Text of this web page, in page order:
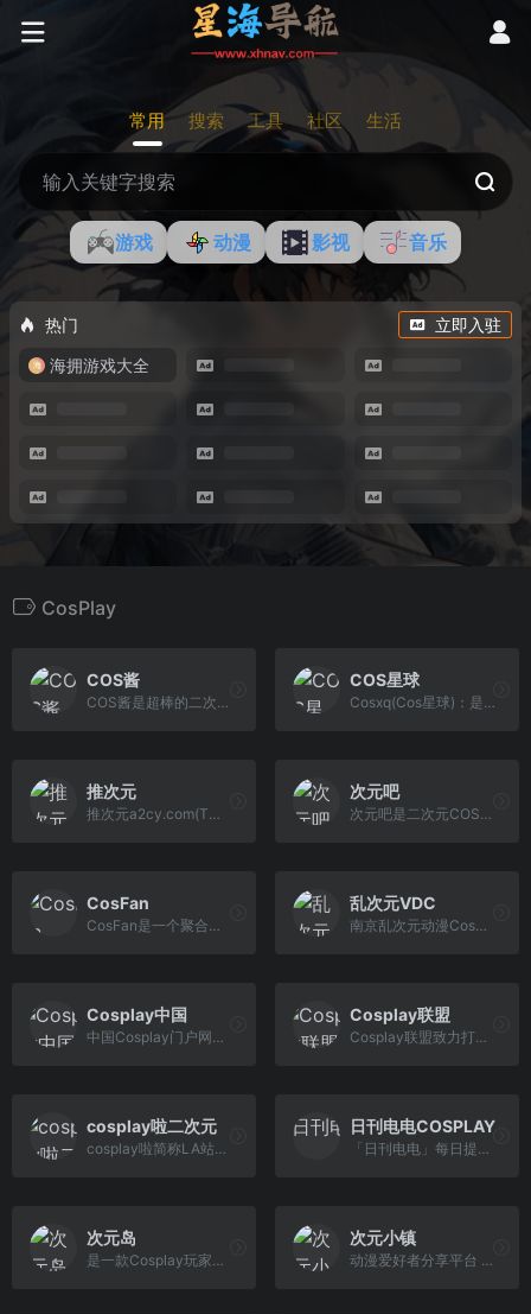
常用 搜索 工具 社区 生活
游戏 动漫 影视 音乐
热门
立即入驻
海拥游戏大全
CosPlay
COS酱
COS酱是超棒的二次元少女写真摄影网站，为ACG同好提供在线COSPLAY写真本子和视频。
COS星球
Cosxq(Cos星球)：是一个ACG二次元文化星球，星球汇聚了众多Coser的精美CosPlay作品..
推次元
推次元a2cy.com(T站)是以COS分享为主的二次元网站:汇聚有COS正片,Coser写真,Coser采访,COS视频,动漫资讯等的二次元动漫平台网站。
次元吧
次元吧是二次元COS分享为主的动漫分享平台
CosFan
CosFan是一个聚合了各种Cosplay的网站，包括角色、Coser、Cosplay、写真等。
乱次元VDC
南京乱次元动漫Cos社团 南京乱次元（合肥）动漫Cos社团 南京乱次元（镇江）动漫Cos社团 打造一流的Cosplay团队 南京漫展合作社团 专业Cosplay演出 南京二次元社团 南京COS社团 南京Cosplay社团 南京动漫社 动漫 虚拟歌姬 Vsinger 摄影 妆娘 漫展 角色扮演 Cosplay 汉服 声优 CV COS Coser Nanjing Various-Dimension Comic&amp;Cos Community
Cosplay中国
中国Cosplay门户网站,Cosplay中国是国内首家专注于Cosplay资讯新闻的专业门户网站，主要内容为Cosplay行业相关资讯，赛事活动，Cosplay教程，以及Cosplay图片等，旗下Cosplay中国动漫服装商城主要提供Cosplay服装,道具定做服务。
Cosplay联盟
Cosplay联盟致力打造中国最大的Cosplay资源分享站，以“用心传递快乐”为宗旨，采用非商业运营模式，实时收录、分享优秀作品和热门讯息。
cosplay啦二次元
cosplay啦简称LA站：是一个cosplay一站式综合网站，名coser孵化，cos社团建。cosplay啦竭诚为您提供二次元服务。唯一正版网站，成立2011年，于2019年收购cosplay中国网,与“cosplay啦官网”毫无半点关系，其他同名均为跟风，请认真甄别
日刊电电COSPLAY
「日刊电电」每日提供各种新奇、娱乐、ACG、日剧、电影…等等以及日本网络热门话题信息，Cosplay频道内有许多有趣的cos作品
次元岛
是一款Cosplay玩家社交APP软件，Coser发布的Cosplay正片作品我们会直接推送到各大互联网平台，帮助你轻松发现你身边的Cosplay同好，为Cosplay玩家提供更多的 宣传与商业机会。
次元小镇
动漫爱好者分享平台 ヽ(✿ﾟ▽ﾟ)ノ